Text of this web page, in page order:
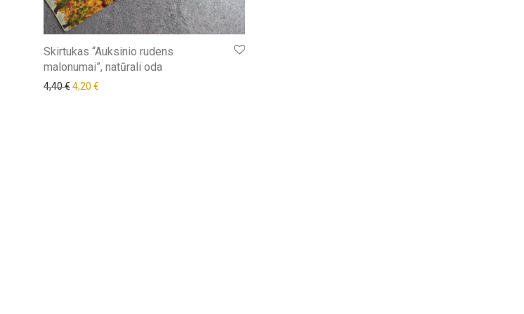
Skirtukas “Auksinio rudens
malonumai”, natūrali oda
4,40€Original price was: 4,40 €.
4,20 €